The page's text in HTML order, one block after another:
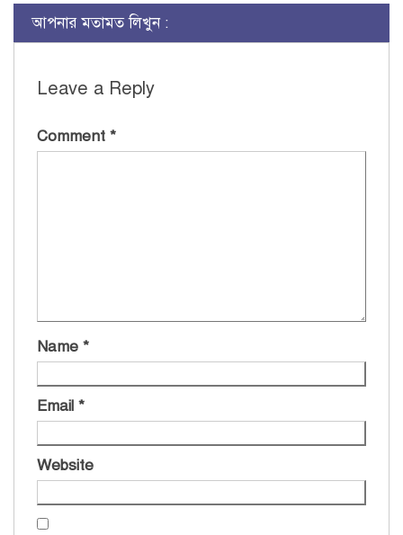
আপনার মতামত লিখুন :
Leave a Reply
Comment *
Name *
Email *
Website